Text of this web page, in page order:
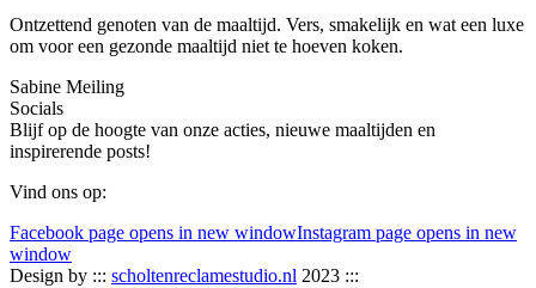
Ontzettend genoten van de maaltijd. Vers, smakelijk en wat een luxe
om voor een gezonde maaltijd niet te hoeven koken.
Sabine Meiling
Socials
Blijf op de hoogte van onze acties, nieuwe maaltijden en
inspirerende posts!
Vind ons op:
Facebook page opens in new windowInstagram page opens in new
window
Design by ::: scholtenreclamestudio.nl 2023 :::